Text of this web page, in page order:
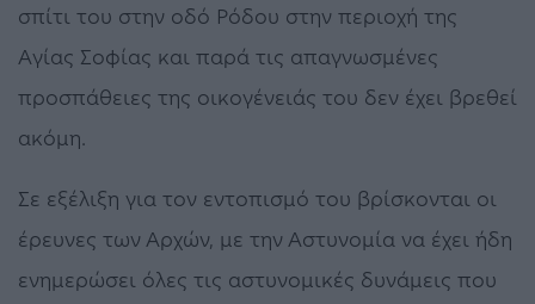
σπίτι του στην οδό Ρόδου στην περιοχή της
Αγίας Σοφίας και παρά τις απαγνωσμένες
προσπάθειες της οικογένειάς του δεν έχει βρεθεί
ακόμη.
Σε εξέλιξη για τον εντοπισμό του βρίσκονται οι
έρευνες των Αρχών, με την Αστυνομία να έχει ήδη
ενημερώσει όλες τις αστυνομικές δυνάμεις που